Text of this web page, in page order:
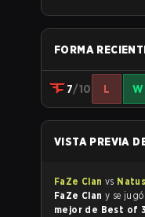
FORMA
7/10 L W
VISTA PREVIA
FaZe Clan vs
FaZe Clan y se
mejor de Best of 3